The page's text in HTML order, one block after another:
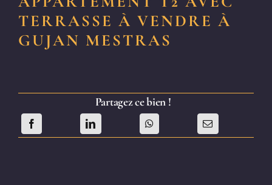
TERRASSE À VENDRE À
GUJAN MESTRAS
Partagez ce bien !